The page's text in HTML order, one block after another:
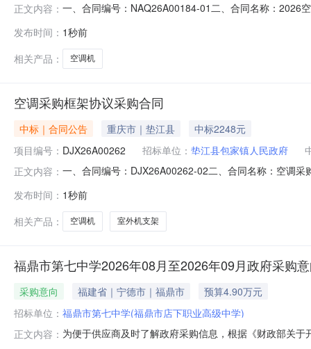
正文内容： 一、合同编号：NAQ26A00184-01二、合同名称：2026
13883177083六、合同主要信息主要标的名称：美的（
发布时间： 1秒前
相关产品：
空调机
空调采购框架协议采购合同
中标｜合同公告 重庆市｜垫江县
中标2248元
项目编号： DJX26A00262 招标单位： 垫江县包家镇人民政府
正文内容： 一、合同编号：DJX26A00262-02二、合同名称：空调
方式：18523668896六、合同主要信息主要标的名称：
发布时间： 1秒前
相关产品：
空调机 室外机支架
福鼎市第七中学2026年08月至2026年09月政府采购
采购意向 福建省｜宁德市｜福鼎市
预算4.90万元
招标单位： 福鼎市第七中学(福鼎市店下职业高级中学)
正文内容： 为便于供应商及时了解政府采购信息，根据《财政部关